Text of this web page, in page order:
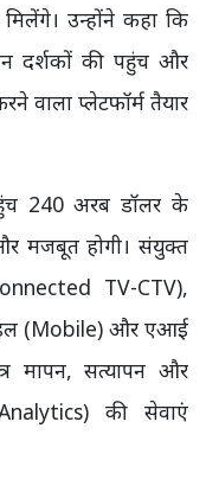
उन्होंने कहा कि
दर्शकों की पहुंच और
वाला प्लेटफॉर्म तैयार
240 अरब डॉलर के
मजबूत होगी। संयुक्त
TV-CTV),
(Mobile) और एआई
मापन, सत्यापन और
की सेवाएं